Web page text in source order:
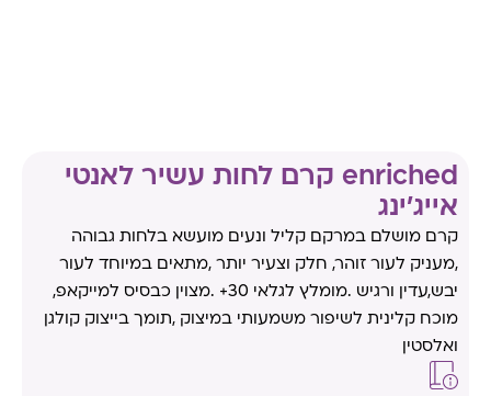
enriched קרם לחות עשיר לאנטי
אייג'ינג
קרם מושלם במרקם קליל ונעים מועשא בלחות גבוהה
,מעניק לעור זוהר, חלק וצעיר יותר ,מתאים במיוחד לעור
יבש,עדין ורגיש .מומלץ לגלאי 30+ .מצוין כבסיס למייקאפ,
מוכח קלינית לשיפור משמעותי במיצוק ,תומך בייצוק קולגן
ואלסטין